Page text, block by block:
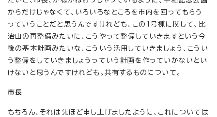
からだけじゃなくて、いろいろなところを市内を回ってもらう
っていうことだと思うんですけれども、この1号棟に関して、比
治山の再整備みたいに、こうやって整備していきますという今
後の基本計画みたいな、こういう活用していきましょう、こうい
う整備をしていきましょうっていう計画を作っていかないとい
けないと思うんですけれども。共有するものについて。
市長
もちろん、それは先ほど申し上げましたように、これについては